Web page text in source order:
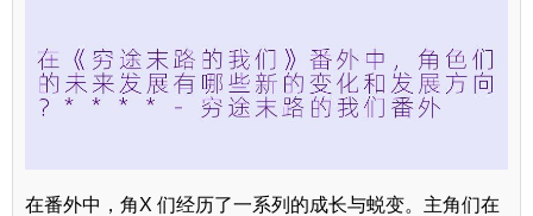
在番外中，角X 们经历了一系列的成长与蜕变。主角们在